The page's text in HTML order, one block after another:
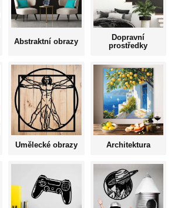
Abstraktní obrazy
Dopravní
prostředky
Umělecké obrazy Architektura